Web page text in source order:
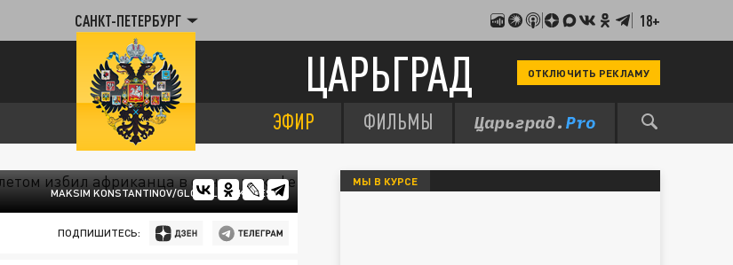
САНКТ-ПЕТЕРБУРГ 18+
ЦАРЬГРАД ОТКЛЮЧИТЬ РЕКЛАМУ
ЭФИР ФИЛЬМЫ
MAKSIM KONSTANTINOV/GLOBALLOOKPRESS
ПОДПИШИТЕСЬ:
МЫ В КУРСЕ